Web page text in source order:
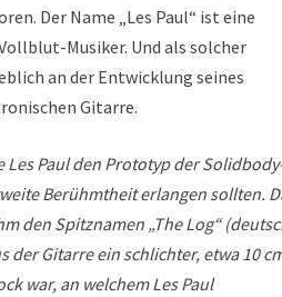
Der Name „Les Paul“ ist eine
Musiker. Und als solcher
an der Entwicklung seines
Gitarre.
Paul den Prototyp der
Berühmtheit erlangen sollten.
den Spitznamen „The Log“
der Gitarre ein schlichter, etwa 10
war, an welchem Les Paul